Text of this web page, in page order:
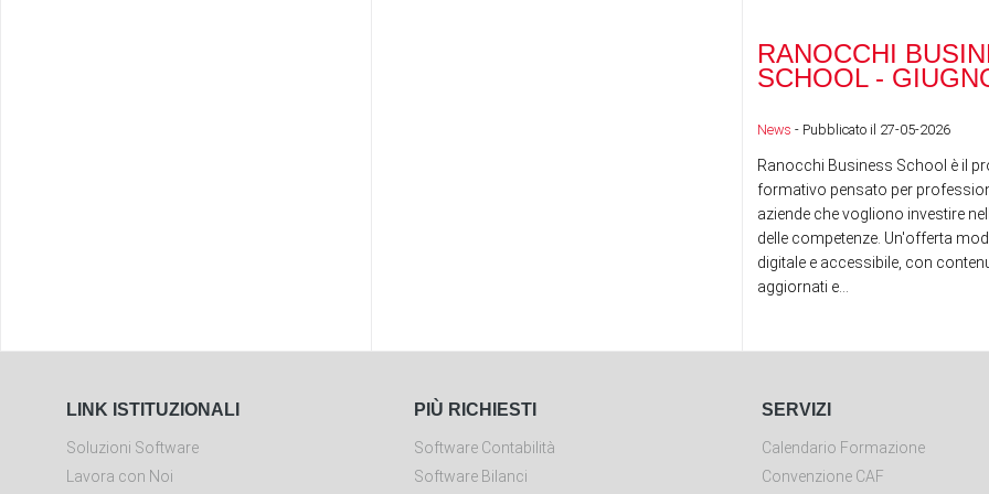
RANOCCHI
SCHOOL -
News - Pubblicato il 27-05-2026
Ranocchi Business School è il
formativo pensato per
aziende che vogliono investire
delle competenze. Un'offerta
digitale e accessibile, con
aggiornati e...
LINK ISTITUZIONALI
Soluzioni Software
Lavora con Noi
PIÙ RICHIESTI
Software Contabilità
Software Bilanci
SERVIZI
Calendario Formazione
Convenzione CAF